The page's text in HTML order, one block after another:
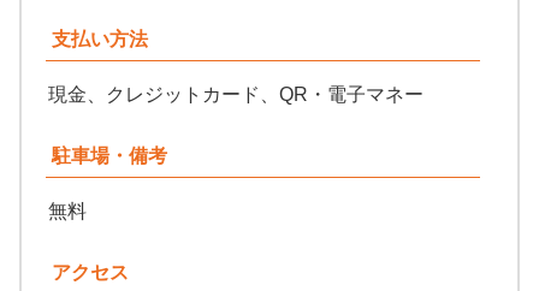
支払い方法
現金、クレジットカード、QR・電子マネー
駐車場・備考
無料
アクセス